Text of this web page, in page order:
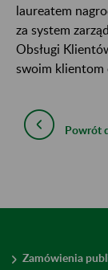
laureatem
za system
Obsługi
swoim klientom
Powrót
Zamówienia